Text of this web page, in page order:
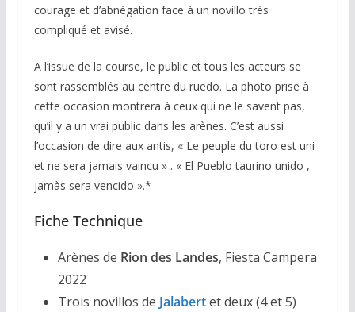
courage et d’abnégation face à un novillo très
compliqué et avisé.
A l’issue de la course, le public et tous les acteurs se
sont rassemblés au centre du ruedo. La photo prise à
cette occasion montrera à ceux qui ne le savent pas,
qu’il y a un vrai public dans les arènes. C’est aussi
l’occasion de dire aux antis, « Le peuple du toro est uni
et ne sera jamais vaincu » . « El Pueblo taurino unido ,
jamàs sera vencido ».*
Fiche Technique
Arènes de Rion des Landes, Fiesta Campera
2022
Trois novillos de Jalabertet deux (4 et 5)